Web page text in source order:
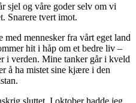
sjel og våre goder selv om vi
Snarere tvert imot.
mennesker fra vårt eget land
hit i håp om et bedre liv –
i verden. Mine tanker går i kveld
å ha mistet sine kjære i den
sluttet. I oktober hadde jeg